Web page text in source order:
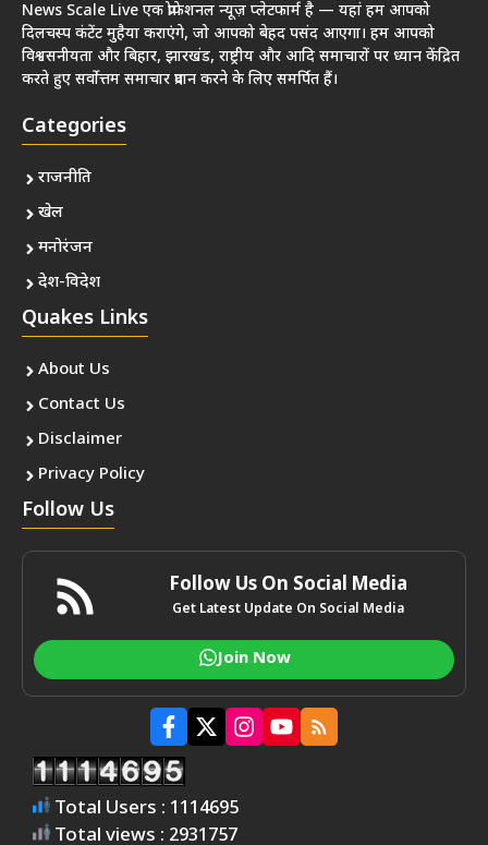
News Scale Live एक प्रोफेशनल न्यूज़ प्लेटफार्म है — यहां हम आपको
दिलचस्प कंटेंट मुहैया कराएंगे, जो आपको बेहद पसंद आएगा। हम आपको
विश्वसनीयता और बिहार, झारखंड, राष्ट्रीय और आदि समाचारों पर ध्यान केंद्रित
करते हुए सर्वोत्तम समाचार प्रदान करने के लिए समर्पित हैं।
Categories
राजनीति
खेल
मनोरंजन
देश-विदेश
Quakes Links
About Us
Contact Us
Disclaimer
Privacy Policy
Follow Us
Follow Us On Social Media
Get Latest Update On Social Media
Join Now
Total Users : 1114695
Total views : 2931757